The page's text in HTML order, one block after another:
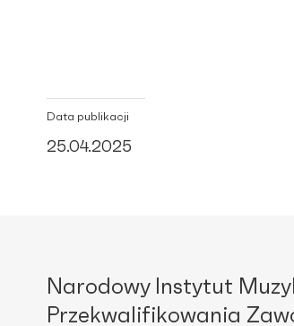
Data publikacji
25.04.2025
Narodowy Instytut
Przekwalifikowania